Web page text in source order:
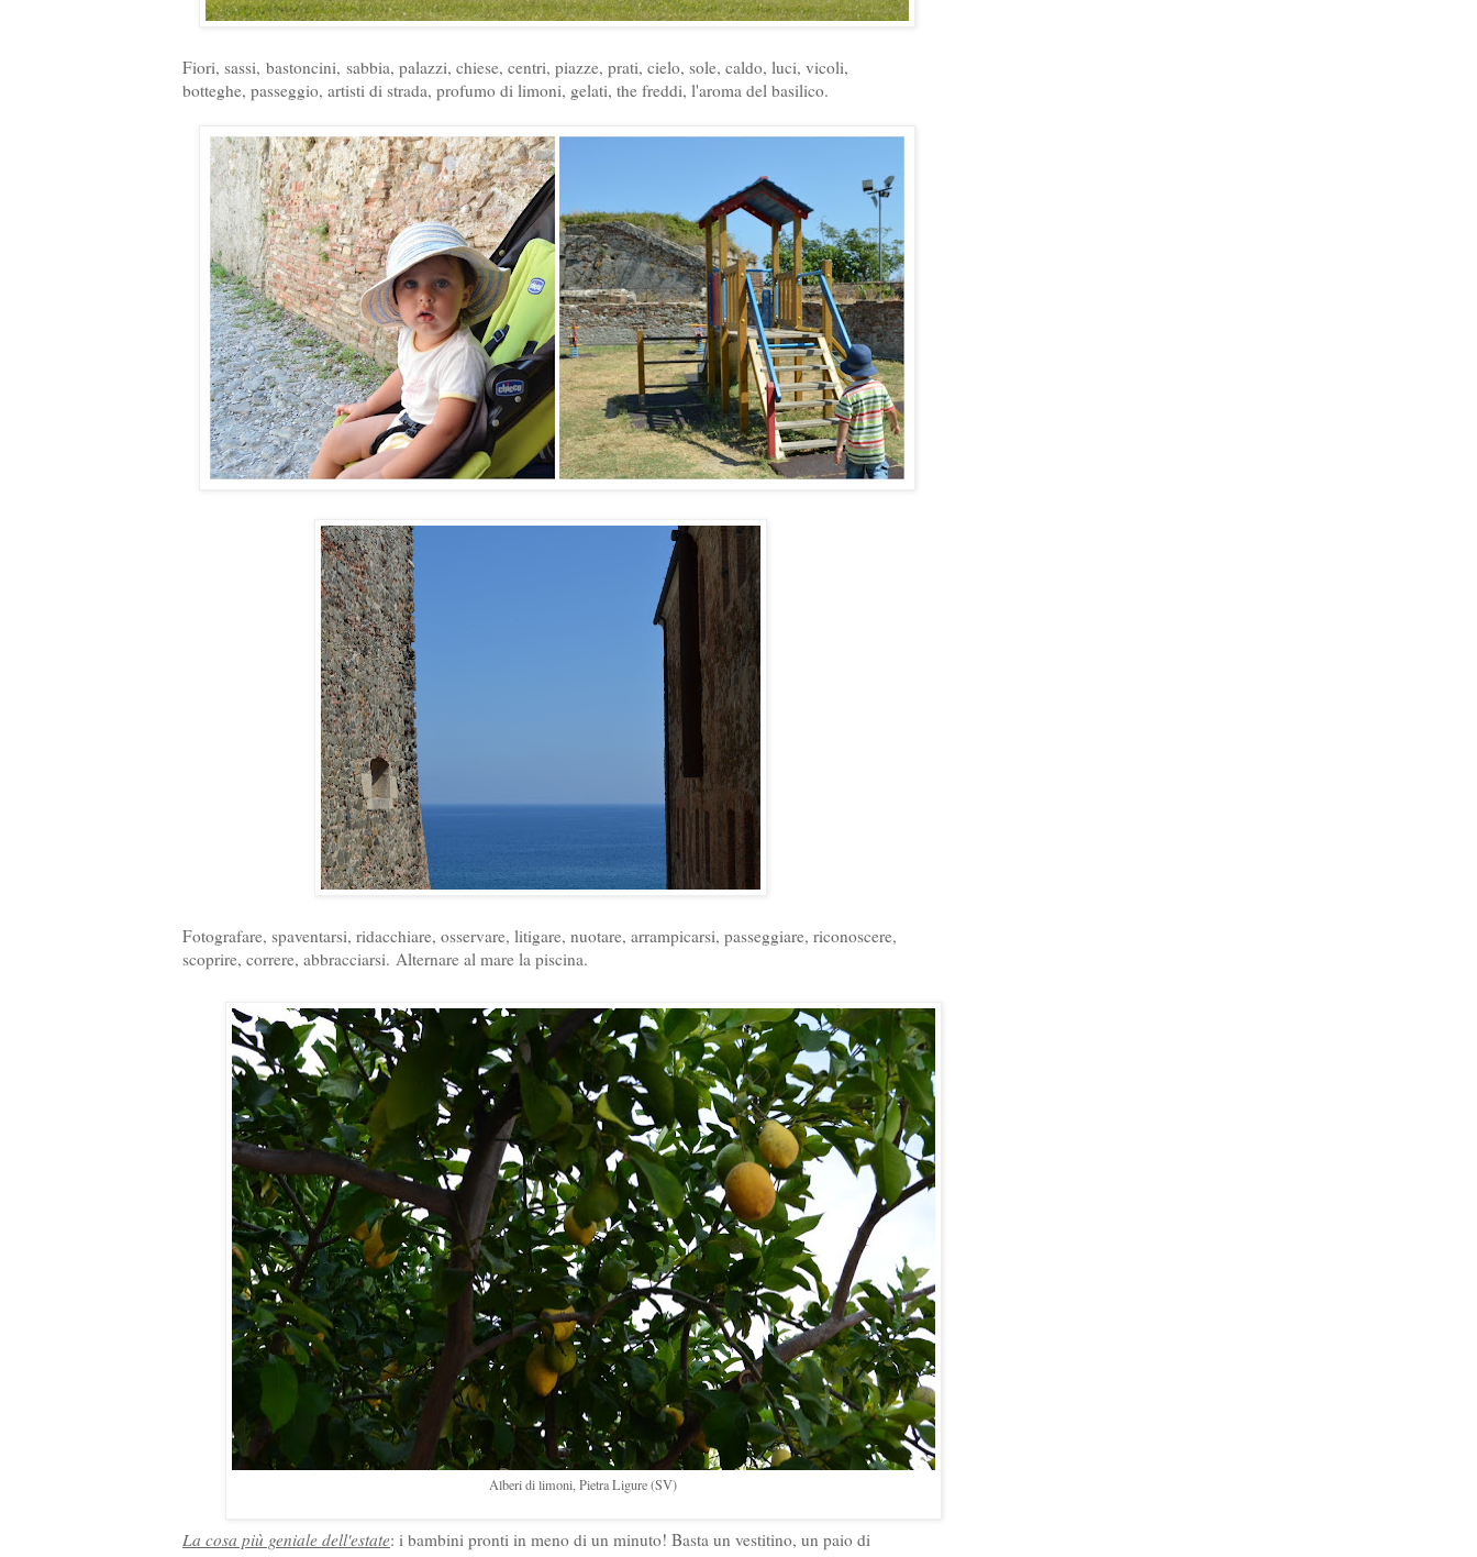
Fiori, sassi, bastoncini, sabbia, palazzi, chiese, centri, piazze, prati, cielo, sole, caldo, luci, vicoli,
botteghe, passeggio, artisti di strada, profumo di limoni, gelati, the freddi, l'aroma del basilico.
Fotografare, spaventarsi, ridacchiare, osservare, litigare, nuotare, arrampicarsi, passeggiare, riconoscere,
scoprire, correre, abbracciarsi. Alternare al mare la piscina.
Alberi di limoni, Pietra Ligure (SV)
La cosa più geniale dell'estate: i bambini pronti in meno di un minuto! Basta un vestitino, un paio di